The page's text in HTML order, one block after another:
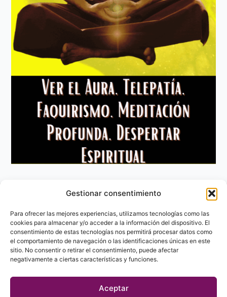
Gestionar consentimiento
Para ofrecer las mejores experiencias, utilizamos tecnologías como las
cookies para almacenar y/o acceder a la información del dispositivo. El
consentimiento de estas tecnologías nos permitirá procesar datos como
el comportamiento de navegación o las identificaciones únicas en este
sitio. No consentir o retirar el consentimiento, puede afectar
negativamente a ciertas características y funciones.
Aceptar
Aviso Legal
Política de privacidad
Política de Cookies
Contacto